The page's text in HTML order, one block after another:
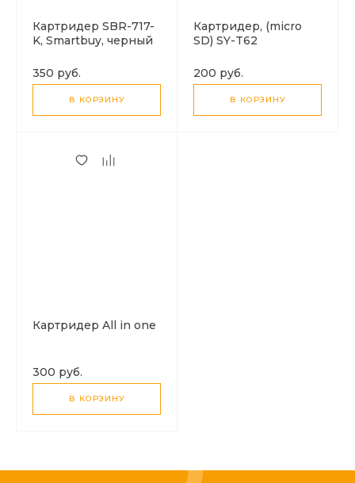
Картридер SBR-717-
K, Smartbuy, черный
350 руб.
В КОРЗИНУ
Картридер, (micro
SD) SY-T62
200 руб.
В КОРЗИНУ
Картридер All in one
300 руб.
В КОРЗИНУ